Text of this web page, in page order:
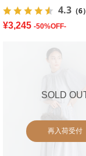
4.3 （6）
¥3,245 -50%OFF-
SOLD
再入荷受付